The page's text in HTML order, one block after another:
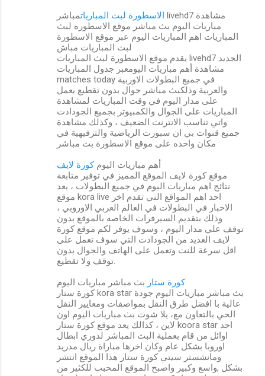
الاسطورة لبث المبارياتمباشر livehd7 مشاهدة
مباريات اليوم بث مباشر موقع الاسطوره لبث
المباريات اهم المباريات اليوم عبر موقع الاسطورة
لبث المباريات مباش
يقدم موقع الاسطورة لبث المباريات livehd7 الجديد
مشاهدة أهم مباريات اليومعبر جدول المباريات
matches today في جميع البطولات الاوربية
والعربية وذلكبث مباشر جوال بدون تقطيع يعمل
على مدار اليوم في وقت المباريات لمشاهدة
المباريات على الجوال والكمبيوتر بجميع الجودادت
واتي تناسب الانترنت الضعيف ، وكذلك مشاهدة
جميع قنوات بي ان سبورت الرياضية والترفيهية في
مكان واحده على موقع الاسطورة بث مباشر
أهم مباريات اليومكورة لايف
موقع كورة لايف الموقع المميز في توفير متابعة
نتائج اهم مباريات اليوم في جميع البطولات ، يعد
موقع kora live احد اهم المواقع التي تقدم اخر
الاخبار في البطولات في العالم العربي الاوروبي ،
وذلك بتقديم السيرفرات الخاصه بالموقع بدون
توقف علي مدار اليوم ، وسوف يوفر لكم موقع كورة
لايف العديد من الجودادت التي سوف تعمل على
اقل سرعة للنت وتعمل على الهاتف والجوال بدون
كورة ستار بث مباشر مباريات اليوم
كورة ستار kora star بث مباشر مباريات اليوم جودة
عالية با افضل طرق النقل بمواصفات ومعايير النقل
الحي بالتعاون مع، يلا شوت بث مباريات اليوم اون
لاين ، كذالك يعد موقع كورة ستار koora star احد
اوائل من قام بعملية البث المباشر لدوري ابطال
اوروبا بشكل عام وكان اخرها مباراة ريال مدريد
ومانشستر سيتي كورة ستار هذا الموقع انتشر
بشكل ,واسع وكبير واصبح الموقع المحبب للكثير من